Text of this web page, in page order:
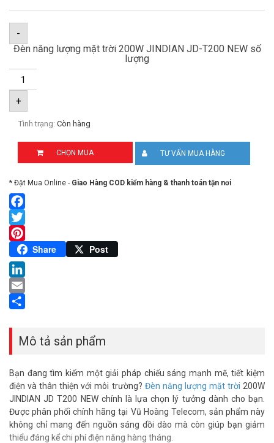
-
Đèn năng lượng mặt trời 200W JINDIAN JD-T200 NEW số
lượng
+
Tình trạng: Còn hàng
CHỌN MUA TƯ VẤN MUA HÀNG
* Đặt Mua Online - Giao Hàng COD kiểm hàng & thanh toán tận nơi
Facebook
Twitter
Pinterest
Share Post
LinkedIn
Email
Mô tả sản phẩm
Bạn đang tìm kiếm một giải pháp chiếu sáng mạnh mẽ, tiết kiệm
điện và thân thiện với môi trường? Đèn năng lượng mặt trời 200W
JINDIAN JD T200 NEW chính là lựa chọn lý tưởng dành cho bạn.
Được phân phối chính hãng tại Vũ Hoàng Telecom, sản phẩm này
không chỉ mang đến nguồn sáng dồi dào mà còn giúp bạn giảm
thiểu đáng kể chi phí điện năng hàng tháng.